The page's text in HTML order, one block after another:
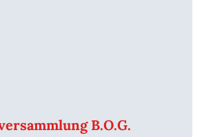
B.O.G.